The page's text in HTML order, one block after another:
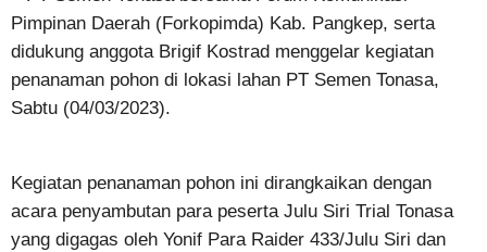
Pimpinan Daerah (Forkopimda) Kab. Pangkep, serta
didukung anggota Brigif Kostrad menggelar kegiatan
penanaman pohon di lokasi lahan PT Semen Tonasa,
Sabtu (04/03/2023).
Kegiatan penanaman pohon ini dirangkaikan dengan
acara penyambutan para peserta Julu Siri Trial Tonasa
yang digagas oleh Yonif Para Raider 433/Julu Siri dan